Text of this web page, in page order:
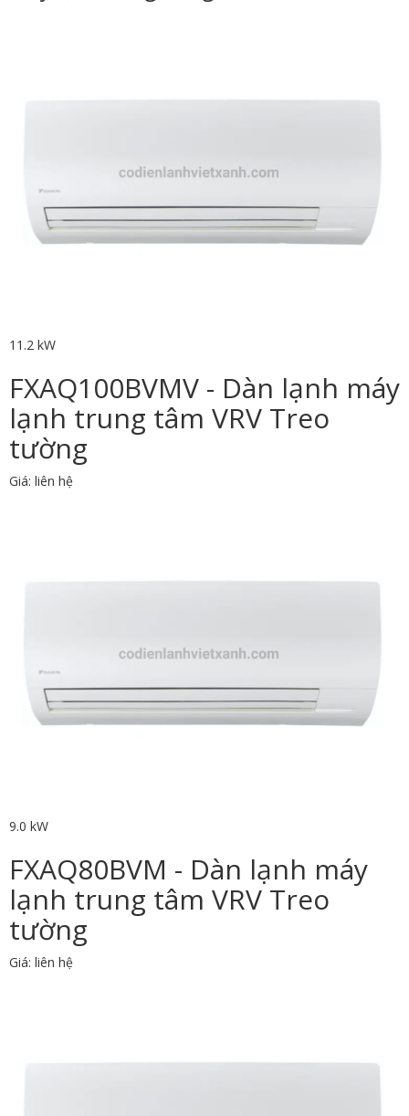
11.2 kW
FXAQ100BVMV - Dàn lạnh máy
lạnh trung tâm VRV Treo
tường
Giá: liên hệ
9.0 kW
FXAQ80BVM - Dàn lạnh máy
lạnh trung tâm VRV Treo
tường
Giá: liên hệ